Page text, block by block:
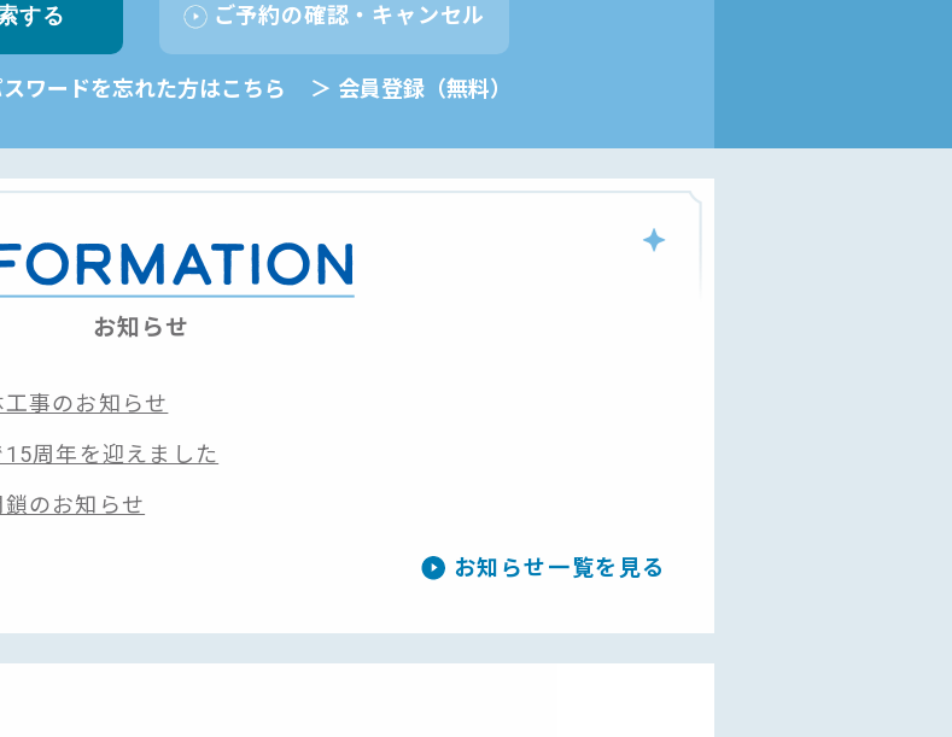
する ご予約の確認・キャンセル
スワードを忘れた方はこちら 会員登録（無料）
お知らせ
事のお知らせ
周年を迎えました
のお知らせ
お知らせ一覧を見る